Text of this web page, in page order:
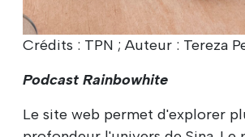
Crédits : TPN ; Auteur : Tereza
Podcast Rainbowhite
Le site web permet d'explorer